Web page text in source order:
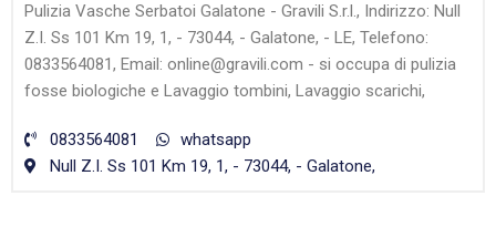
Pulizia Vasche Serbatoi Galatone - Gravili S.r.l., Indirizzo: Null
Z.I. Ss 101 Km 19, 1, - 73044, - Galatone, - LE, Telefono:
0833564081, Email: online@gravili.com - si occupa di pulizia
fosse biologiche e Lavaggio tombini, Lavaggio scarichi,
0833564081
whatsapp
Null Z.I. Ss 101 Km 19, 1, - 73044, - Galatone,